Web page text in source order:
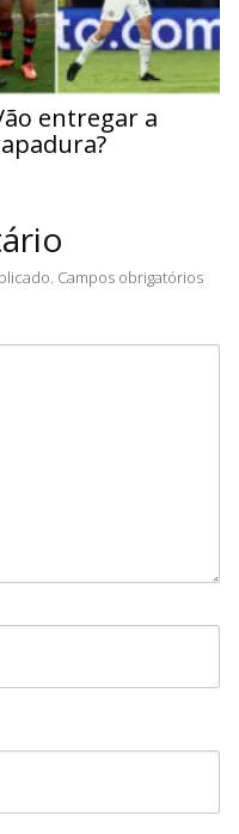
entregar a
Campos obrigatórios